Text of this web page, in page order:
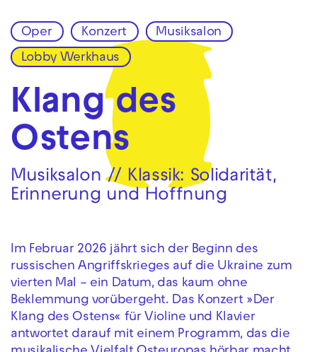
Zur Hauptnavigation springen
Zum Hauptinhalt springen Zum Footer springen
Oper Konzert Musiksalon
Lobby Werkhaus
Klang des
Ostens
Musiksalon // Klassik: Solidarität,
Erinnerung und Hoffnung
Im Februar 2026 jährt sich der Beginn des
russischen Angriffskrieges auf die Ukraine zum
vierten Mal – ein Datum, das kaum ohne
Beklemmung vorübergeht. Das Konzert »Der
Klang des Ostens« für Violine und Klavier
antwortet darauf mit einem Programm, das die